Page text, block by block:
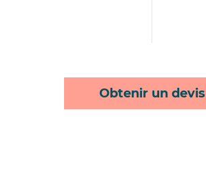
Obtenir un devis